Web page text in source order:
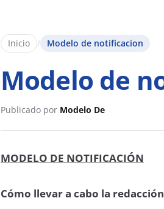
Inicio / Modelo de notificacion
Modelo de
Publicado por Modelo De
MODELO DE NOTIFICACIÓN
Cómo llevar a cabo la